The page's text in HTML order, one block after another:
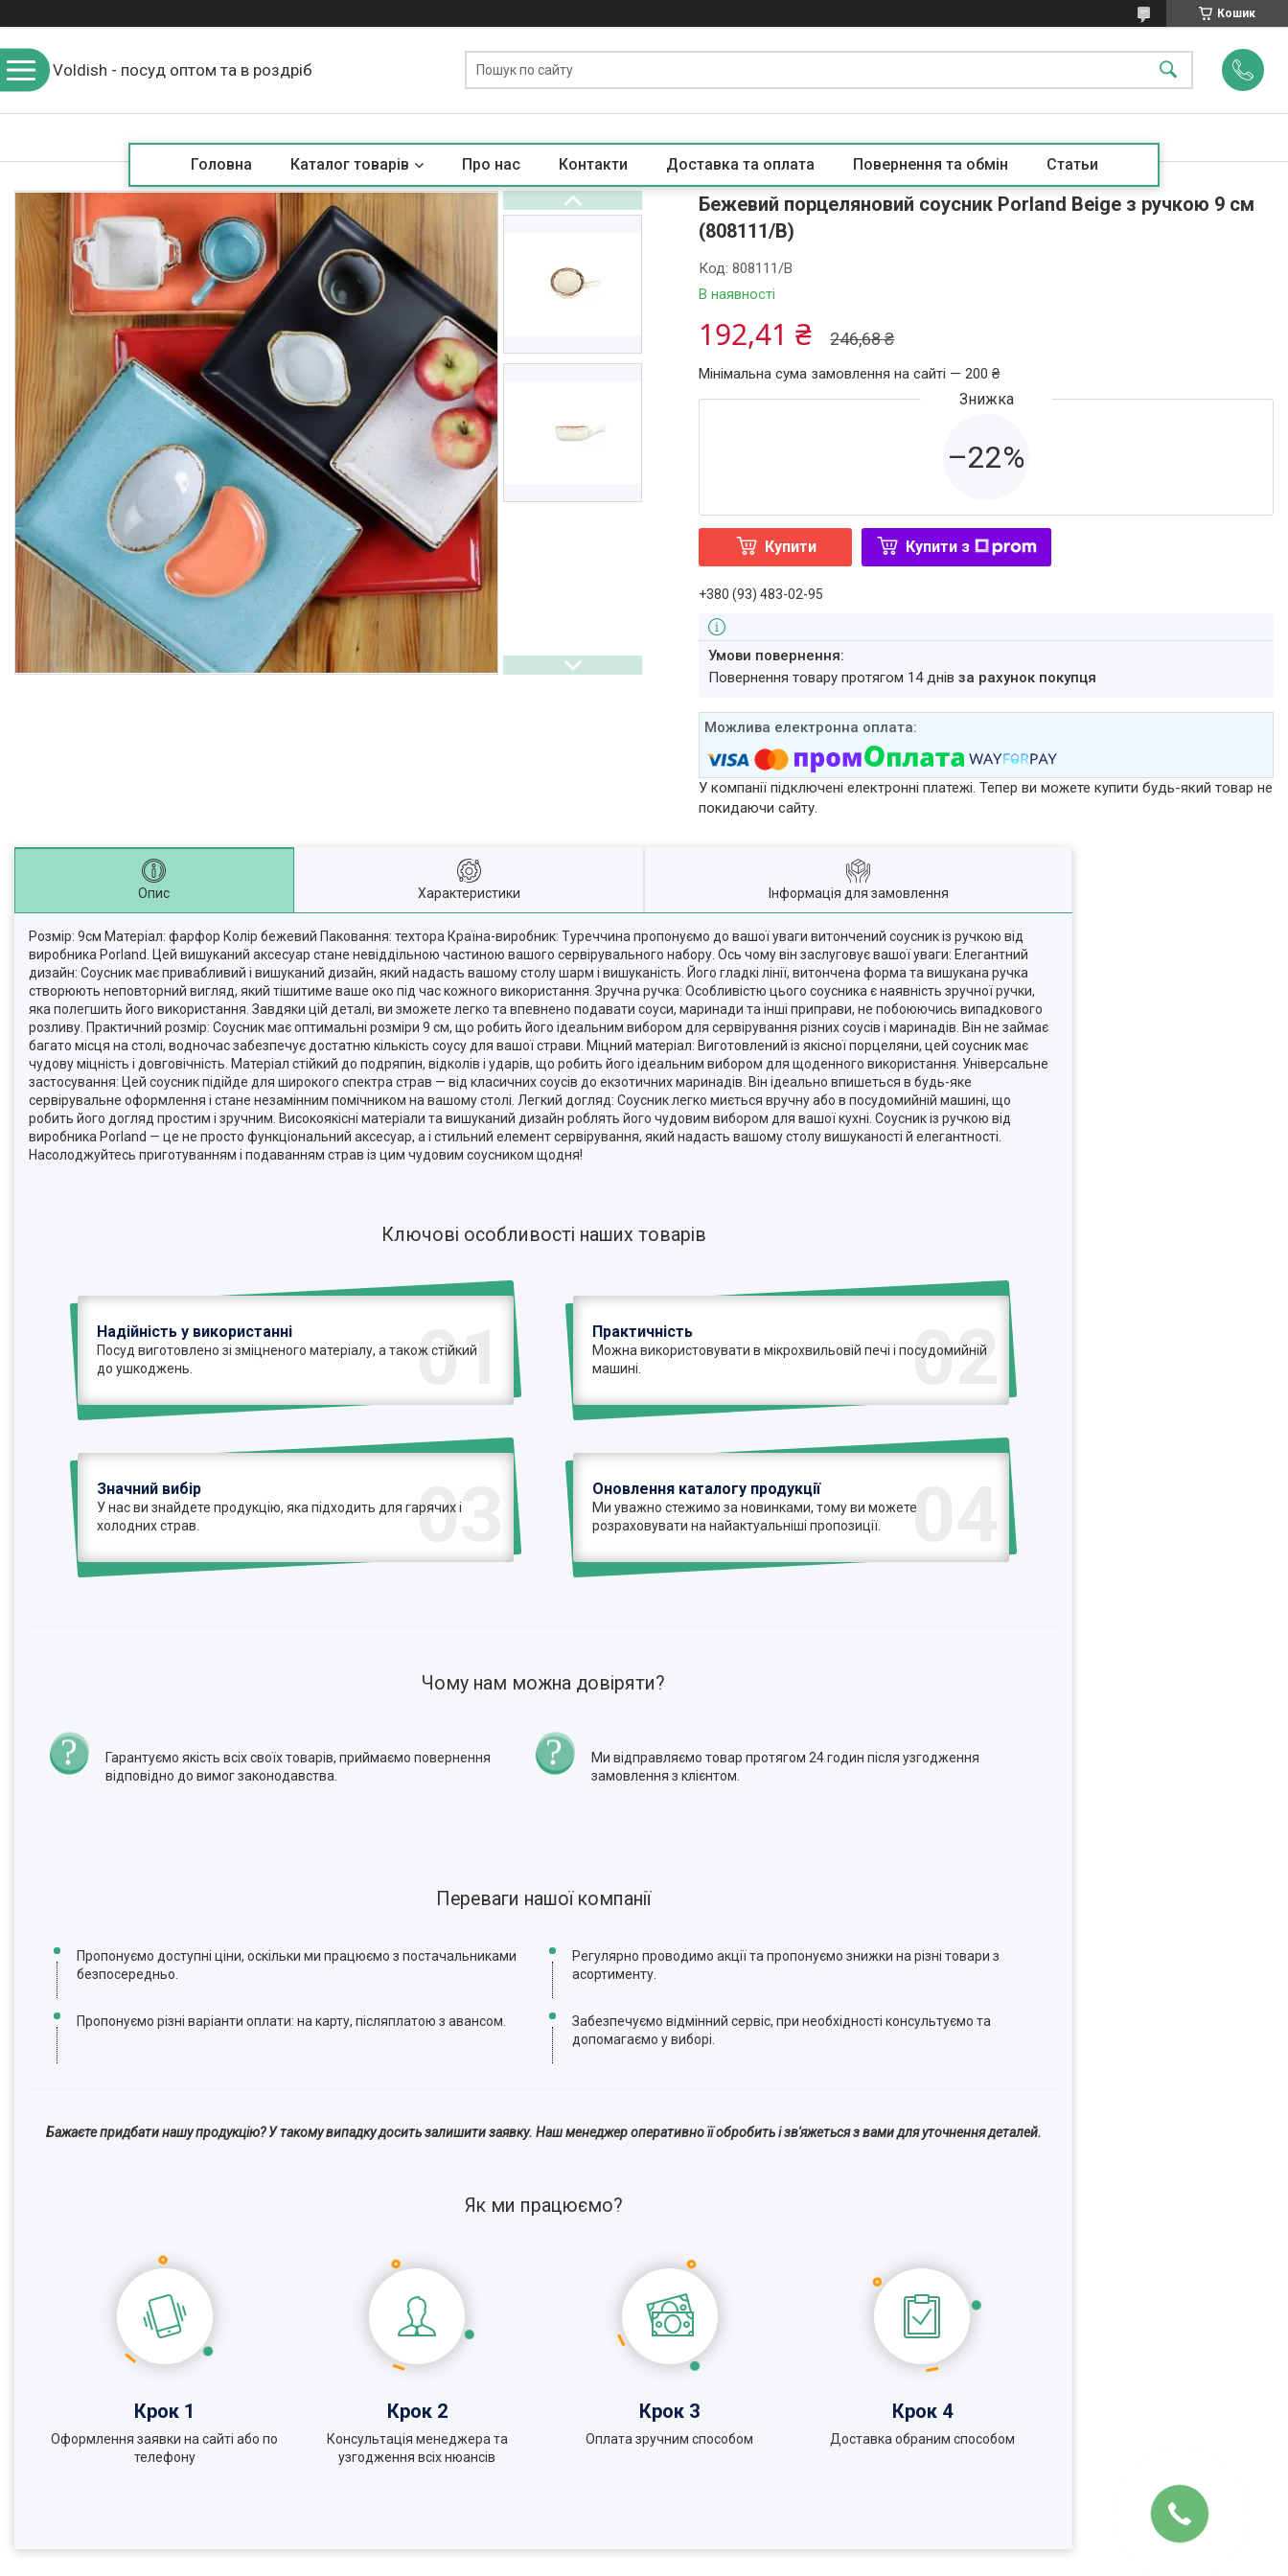
Кошик
Voldish - посуд оптом та в роздріб
Головна Каталог товарів Про нас Контакти Доставка та оплата Повернення та обмін Статьи
Бежевий порцеляновий соусник Porland Beige з ручкою 9 см
(808111/B)
В наявності
Код:808111/B
246,68 ₴
192,41 ₴
Мінімальна сума замовлення на сайті — 200 ₴
–22%
Купити Купити з
+380 (93) 483-02-95
повернення товару протягом 14 днівза рахунок покупця
У компанії підключені електронні платежі. Тепер ви можете купити будь-який товар не
покидаючи сайту.
Опис Характеристики Інформація для замовлення
Розмір: 9см Матеріал: фарфор Колір бежевий Паковання: техтора Країна-виробник: Туреччина пропонуємо до вашої уваги витончений соусник із ручкою від
виробника Porland. Цей вишуканий аксесуар стане невіддільною частиною вашого сервірувального набору. Ось чому він заслуговує вашої уваги: Елегантний
дизайн: Соусник має привабливий і вишуканий дизайн, який надасть вашому столу шарм і вишуканість. Його гладкі лінії, витончена форма та вишукана ручка
створюють неповторний вигляд, який тішитиме ваше око під час кожного використання. Зручна ручка: Особливістю цього соусника є наявність зручної ручки,
яка полегшить його використання. Завдяки цій деталі, ви зможете легко та впевнено подавати соуси, маринади та інші приправи, не побоюючись випадкового
розливу. Практичний розмір: Соусник має оптимальні розміри 9 см, що робить його ідеальним вибором для сервірування різних соусів і маринадів. Він не займає
багато місця на столі, водночас забезпечує достатню кількість соусу для вашої страви. Міцний матеріал: Виготовлений із якісної порцеляни, цей соусник має
чудову міцність і довговічність. Матеріал стійкий до подряпин, відколів і ударів, що робить його ідеальним вибором для щоденного використання. Універсальне
застосування: Цей соусник підійде для широкого спектра страв — від класичних соусів до екзотичних маринадів. Він ідеально впишеться в будь-яке
сервірувальне оформлення і стане незамінним помічником на вашому столі. Легкий догляд: Соусник легко миється вручну або в посудомийній машині, що
робить його догляд простим і зручним. Високоякісні матеріали та вишуканий дизайн роблять його чудовим вибором для вашої кухні. Соусник із ручкою від
виробника Porland — це не просто функціональний аксесуар, а і стильний елемент сервірування, який надасть вашому столу вишуканості й елегантності.
Насолоджуйтесь приготуванням і подаванням страв із цим чудовим соусником щодня!
Ключові особливості наших товарів
01
Надійність у використанні
Посуд виготовлено зі зміцненого матеріалу, а також стійкий
до ушкоджень.
02
Практичність
Можна використовувати в мікрохвильовій печі і посудомийній
машині.
03
Значний вибір
У нас ви знайдете продукцію, яка підходить для гарячих і
холодних страв.
04
Оновлення каталогу продукції
Ми уважно стежимо за новинками, тому ви можете
розраховувати на найактуальніші пропозиції.
Чому нам можна довіряти?
Гарантуємо якість всіх своїх товарів, приймаємо повернення
відповідно до вимог законодавства.
Ми відправляємо товар протягом 24 годин після узгодження
замовлення з клієнтом.
Переваги нашої компанії
Пропонуємо доступні ціни, оскільки ми працюємо з постачальниками
безпосередньо.
Регулярно проводимо акції та пропонуємо знижки на різні товари з
асортименту.
Пропонуємо різні варіанти оплати: на карту, післяплатою з авансом.
Забезпечуємо відмінний сервіс, при необхідності консультуємо та
допомагаємо у виборі.
Бажаєте придбати нашу продукцію? У такому випадку досить залишити заявку. Наш менеджер оперативно її обробить і зв'яжеться з вами для уточнення деталей.
Як ми працюємо?
Крок 1
Оформлення заявки на сайті або по
телефону
Крок 2
Консультація менеджера та
узгодження всіх нюансів
Крок 3
Оплата зручним способом
Крок 4
Доставка обраним способом